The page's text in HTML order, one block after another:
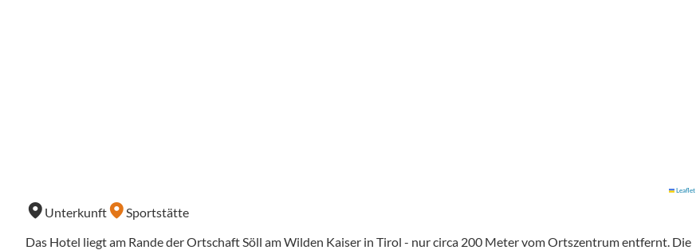
Leaflet
Unterkunft
Sportstätte
Das Hotel liegt am Rande der Ortschaft Söll am Wilden Kaiser in Tirol - nur circa 200 Meter vom Ortszentrum entfernt. Die